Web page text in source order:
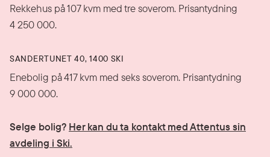
Rekkehus på 107 kvm med tre soverom. Prisantydning
4 250 000.
SANDERTUNET 40, 1400 SKI
Enebolig på 417 kvm med seks soverom. Prisantydning
9 000 000.
Selge bolig? Her kan du ta kontakt med Attentus sin
avdeling i Ski.